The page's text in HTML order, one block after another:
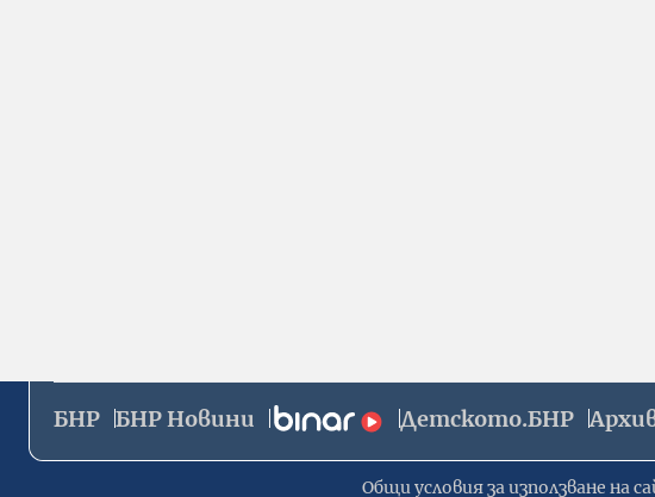
БНР БНР Новини Детското.БНР
Общи условия за използване на